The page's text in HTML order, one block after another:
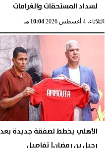
لسداد المستحقات والغرامات
الثلاثاء، 4 أغسطس 2026 10:04 مـ
الأهلي يخطط لصفقة جديدة بعد
رحيل بن رمضان| تفاصيل